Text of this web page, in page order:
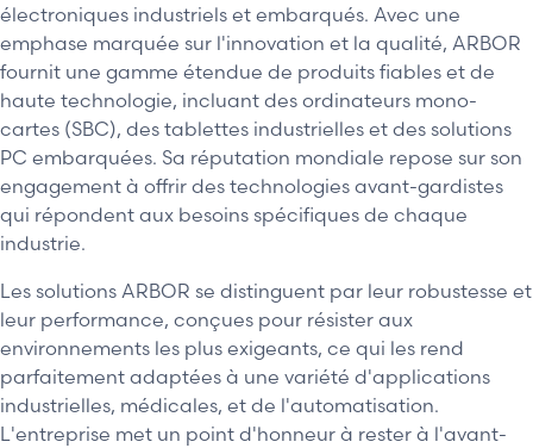
électroniques industriels et embarqués. Avec une
emphase marquée sur l'innovation et la qualité, ARBOR
fournit une gamme étendue de produits fiables et de
haute technologie, incluant des ordinateurs mono-
cartes (SBC), des tablettes industrielles et des solutions
PC embarquées. Sa réputation mondiale repose sur son
engagement à offrir des technologies avant-gardistes
qui répondent aux besoins spécifiques de chaque
industrie.
Les solutions ARBOR se distinguent par leur robustesse et
leur performance, conçues pour résister aux
environnements les plus exigeants, ce qui les rend
parfaitement adaptées à une variété d'applications
industrielles, médicales, et de l'automatisation.
L'entreprise met un point d'honneur à rester à l'avant-